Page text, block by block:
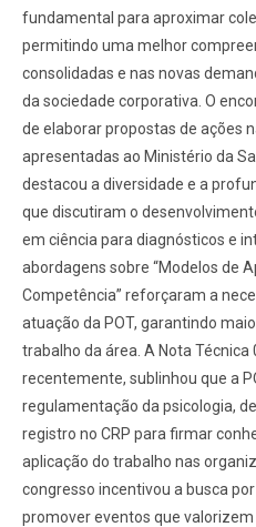
fundamental para aproximar
permitindo uma melhor
consolidadas e nas novas
da sociedade corporativa. O
de elaborar propostas de ações
apresentadas ao Ministério da
destacou a diversidade e a
que discutiram o
em ciência para diagnósticos e
abordagens sobre “Modelos de
Competência” reforçaram a
atuação da POT, garantindo
trabalho da área. A Nota
recentemente, sublinhou que a
regulamentação da psicologia,
registro no CRP para firmar
aplicação do trabalho nas
congresso incentivou a busca
promover eventos que valorizem